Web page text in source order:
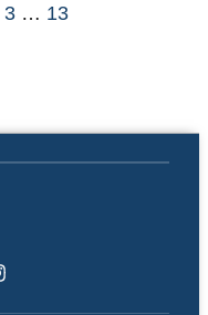
3 … 13